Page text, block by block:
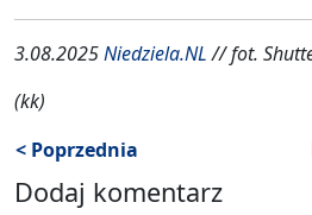
3.08.2025Niedziela.NL// fot.
(kk)
< Poprzednia
Dodaj komentarz